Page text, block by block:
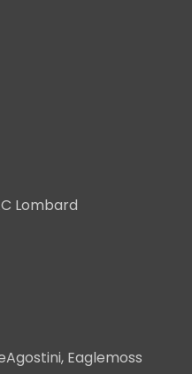
Lombard
Eaglemoss